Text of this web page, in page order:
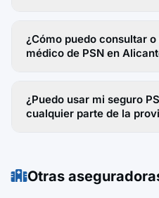
¿Cómo puedo consultar
médico de PSN en
¿Puedo usar mi seguro
cualquier parte de la
Otras